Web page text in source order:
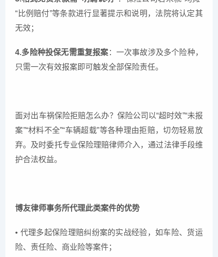
“比例赔付”等条款进行显著提示和说明，法院将认定其
无效；
4.多险种投保无需重复报案 ：一次事故涉及多个险种，
只需一次有效报案即可触发全部保险责任。
面对出车祸保险拒赔怎么办？保险公司以“超时效”“未报
案”“材料不全”“车辆超载”等各种理由拒赔，切勿轻易放
弃。及时委托专业保险理赔律师介入，通过法律手段维
护合法权益。
博友律师事务所代理此类案件的优势
• 代理多起保险理赔纠纷案的实战经验，如车险、货运
险、责任险、商业险等案件；